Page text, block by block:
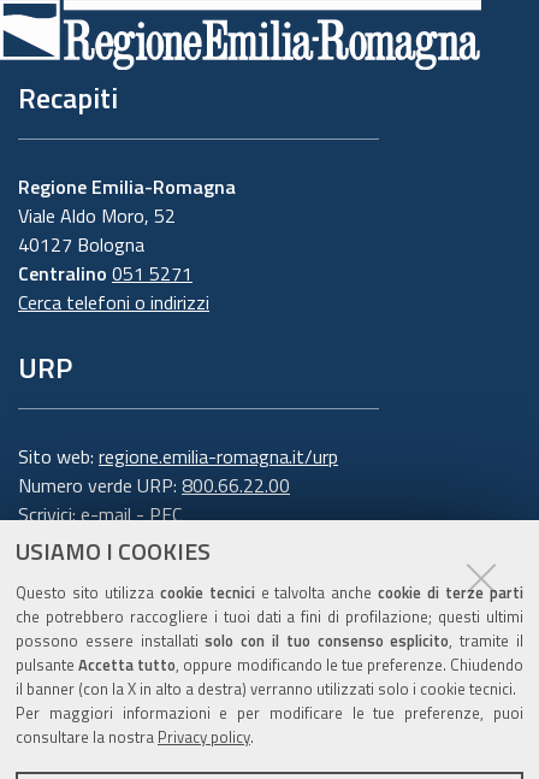
USIAMO I COOKIES
Questo sito utilizza cookie tecnici e talvolta anchecookie di terze parti
che potrebbero raccogliere i tuoi dati a fini di profilazione; questi ultimi
possono essere installatisolo con il tuo consenso esplicito, tramite il
pulsanteAccetta tutto, oppure modificando le tue preferenze. Chiudendo
il banner (con la X in alto a destra) verranno utilizzati solo i cookie tecnici.
Per maggiori informazioni e per modificare le tue preferenze, puoi
consultare la nostra Privacy policy.
Recapiti
Regione Emilia-Romagna
Viale Aldo Moro, 52
40127 Bologna
Centralino 051 5271
Cerca telefoni o indirizzi
URP
Sito web: regione.emilia-romagna.it/urp
Numero verde URP: 800.66.22.00
Scrivici:e-mail-PEC
Trasparenza
Amministrazione trasparente
Note legali e copyright
Privacy e cookie
Gestisci i cookie